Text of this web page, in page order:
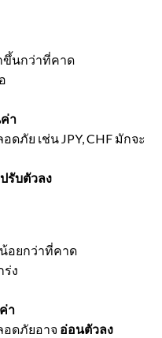
ขึ้นกว่าที่คาด
า
ภัย เช่น JPY, CHF มักจะ
ปรับตัวลง
อยกว่าที่คาด
ร่ง
า
ดภัยอาจ อ่อนตัวลง